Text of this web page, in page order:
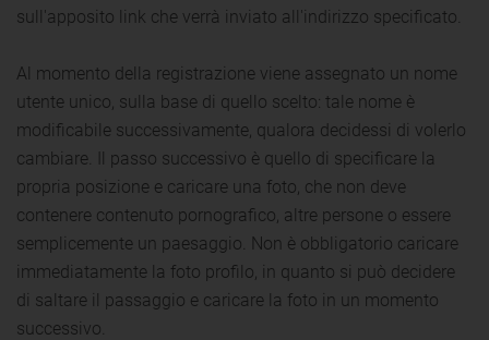
sull'apposito link che verrà inviato all'indirizzo specificato.
Al momento della registrazione viene assegnato un nome
utente unico, sulla base di quello scelto: tale nome è
modificabile successivamente, qualora decidessi di volerlo
cambiare. Il passo successivo è quello di specificare la
propria posizione e caricare una foto, che non deve
contenere contenuto pornografico, altre persone o essere
semplicemente un paesaggio. Non è obbligatorio caricare
immediatamente la foto profilo, in quanto si può decidere
di saltare il passaggio e caricare la foto in un momento
successivo.